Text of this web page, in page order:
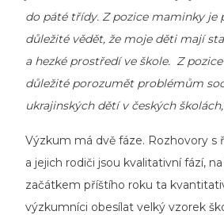
do páté třídy. Z pozice maminky je
důležité vědět, že moje děti mají
a hezké prostředí ve škole. Z
důležité porozumět problémům
ukrajinských dětí v českých
Výzkum má dvě fáze. Rozhovory s
a jejich rodiči jsou kvalitativní fází,
začátkem příštího roku ta
výzkumníci obesílat velký vzorek